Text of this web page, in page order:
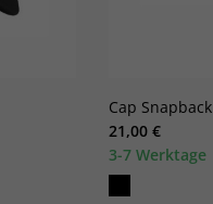
Cap Snapback
21,00 €
3-7 Werktage